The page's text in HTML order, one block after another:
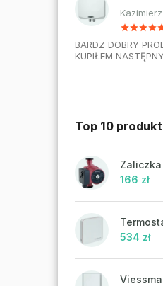
Kazimierz
BARDZ DOBRY
KUPIŁEM NASTĘPNY
Top 10
166 zł
534 zł